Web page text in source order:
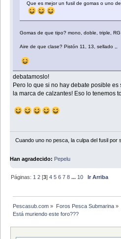
Que es mejor un fusil de gomas o uno de
Gomas de que tipo? mono, doble, triple, RG
Aire de que clase? Pistón 11, 13, sellado ,,
debatamoslo!
Pero lo que si no hay debate posible
la marca de calzantes! Eso lo tenemos
Cuando uno no pesca, la culpa del fusil por
Han agradecido: Pepelu
Páginas: 1 2 [3]4 5 6 7 8 ... 10
Ir Arriba
Pescasub.com » Foros Pesca Submarina»
Está muriendo este foro???